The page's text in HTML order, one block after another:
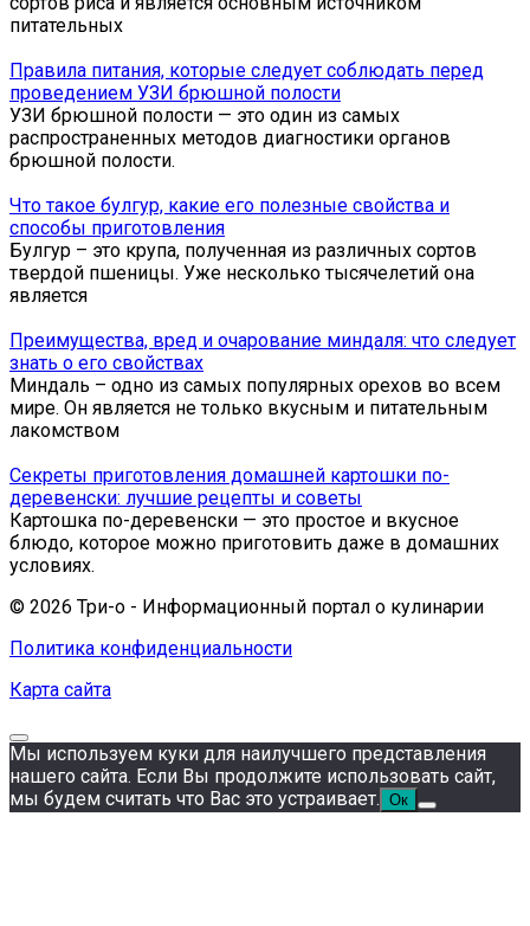
питательных
Правила питания, которые следует соблюдать перед
проведением УЗИ брюшной полости
УЗИ брюшной полости — это один из самых
распространенных методов диагностики органов
брюшной полости.
Что такое булгур, какие его полезные свойства и
способы приготовления
Булгур – это крупа, полученная из различных сортов
твердой пшеницы. Уже несколько тысячелетий она
является
Преимущества, вред и очарование миндаля: что следует
знать о его свойствах
Миндаль – одно из самых популярных орехов во всем
мире. Он является не только вкусным и питательным
лакомством
Секреты приготовления домашней картошки по-
деревенски: лучшие рецепты и советы
Картошка по-деревенски — это простое и вкусное
блюдо, которое можно приготовить даже в домашних
условиях.
© 2026 Три-о - Информационный портал о кулинарии
Политика конфиденциальности
Карта сайта
Мы используем куки для наилучшего представления
нашего сайта. Если Вы продолжите использовать сайт,
мы будем считать что Вас это устраивает. Ок